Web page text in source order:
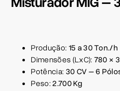
Produção: 15 a 30 Ton./h
Dimensões (LxC): 780 ×
Potência: 30 CV – 6
Peso:2.700 Kg